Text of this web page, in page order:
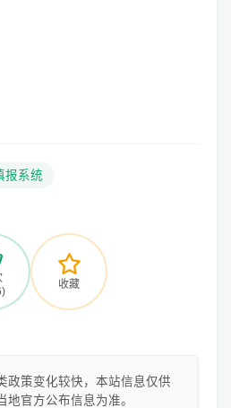
报系统
收藏
政策变化较快，本站信息仅供
官方公布信息为准。